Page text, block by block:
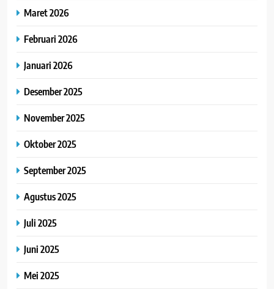
Maret 2026
Februari 2026
Januari 2026
Desember 2025
November 2025
Oktober 2025
September 2025
Agustus 2025
Juli 2025
Juni 2025
Mei 2025